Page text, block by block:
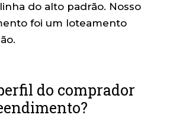
do alto padrão. Nosso
foi um loteamento
do comprador